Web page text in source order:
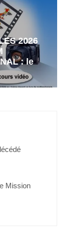
2026
: le
Mission